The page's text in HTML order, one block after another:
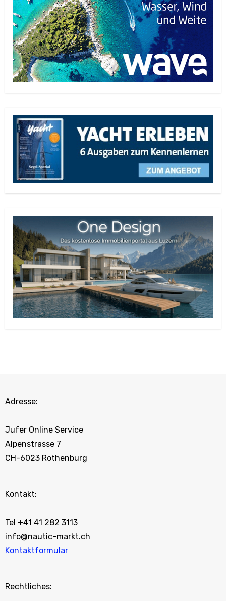
Adresse:
Jufer Online Service
Alpenstrasse 7
CH-6023 Rothenburg
Kontakt:
Tel +41 41 282 3113
info@nautic-markt.ch
Kontaktformular
Rechtliches: